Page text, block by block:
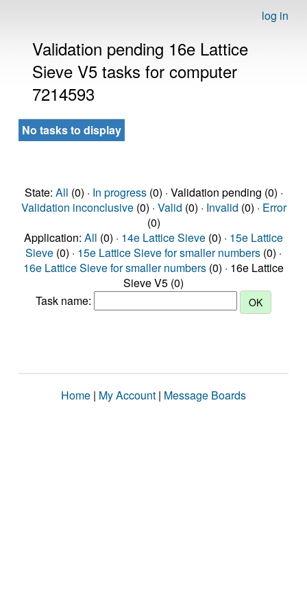
log in
Validation pending 16e Lattice
Sieve V5 tasks for computer
7214593
No tasks to display
State: All (0) · In progress(0) · Validation pending (0) ·
Validation inconclusive(0) · Valid (0) · Invalid (0) · Error
(0)
Application: All (0) · 14e Lattice Sieve (0) · 15e Lattice
Sieve (0) · 15e Lattice Sieve for smaller numbers (0) ·
16e Lattice Sieve for smaller numbers (0) · 16e Lattice
Sieve V5 (0)
Task name:
Home | My Account | Message Boards